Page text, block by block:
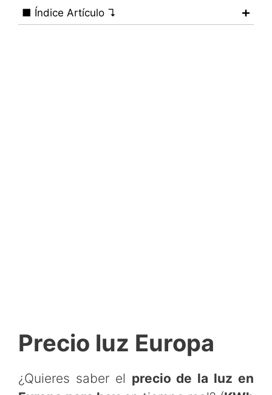
■ Índice Artículo ↴
Precio luz Europa
¿Quieres saber el precio de la luz en